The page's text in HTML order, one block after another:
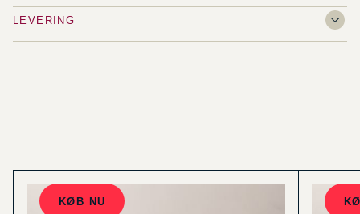
LEVERING
KØB NU